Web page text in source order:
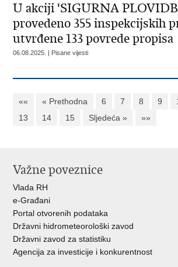
U akciji 'SIGURNA
provedeno 355 inspekcijskih
utvrđene 133 povrede propisa
06.08.2025. | Pisane vijesti
«« « Prethodna 6 7 8 9
13
14 15 Sljedeća » »»
Važne poveznice
Vlada RH
e-Građani
Portal otvorenih podataka
Državni hidrometeorološki zavod
Državni zavod za statistiku
Agencija za investicije i konkurentnost